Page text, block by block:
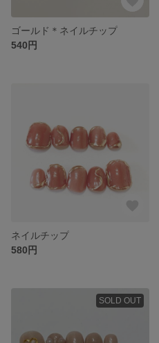
ゴールド＊ネイルチップ
540円
ネイルチップ
580円
SOLD OUT